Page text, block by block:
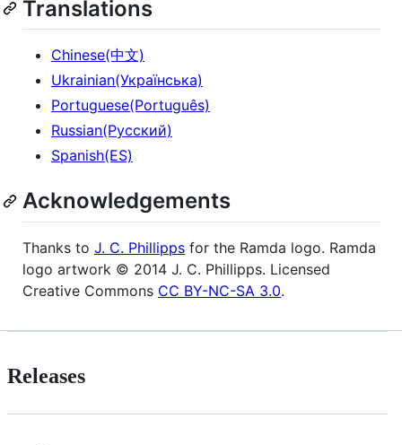
Translations
Chinese(中文)
Ukrainian(Українська)
Portuguese(Português)
Russian(Русский)
Spanish(ES)
Acknowledgements
Thanks to J. C. Phillipps for the Ramda logo. Ramda
logo artwork © 2014 J. C. Phillipps. Licensed
Creative Commons CC BY-NC-SA 3.0.
Releases